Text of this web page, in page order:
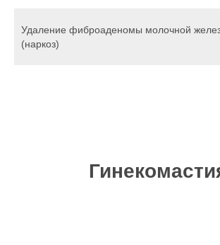
Удаление фиброаденомы молочной
(наркоз)